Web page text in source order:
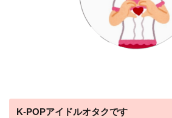
K-POPアイドルオタクです